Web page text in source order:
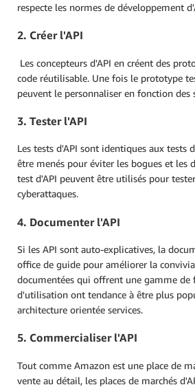
respecte les normes de développement
2. Créer l'API
Les concepteurs d'API en créent des
code réutilisable. Une fois le prototype
peuvent le personnaliser en fonction des
3. Tester l'API
Les tests d'API sont identiques aux tests
être menés pour éviter les bogues et les
test d'API peuvent être utilisés pour
cyberattaques.
4. Documenter l'API
Si les API sont auto-explicatives, la
office de guide pour améliorer la
documentées qui offrent une gamme de
d'utilisation ont tendance à être plus
architecture orientée services.
5. Commercialiser l'API
Tout comme Amazon est une place de
vente au détail, les places de marchés